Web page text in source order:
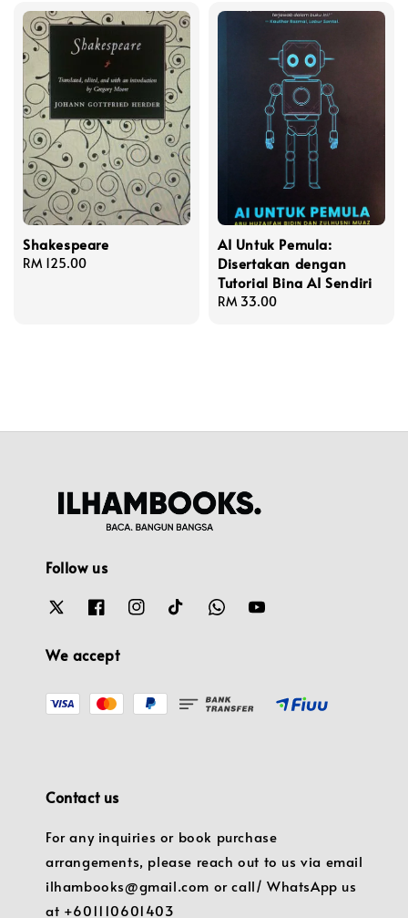
Shakespeare
Regular
RM 125.00
AI Untuk Pemula:
Disertakan dengan
Tutorial Bina AI Sendiri
Regular
RM 33.00
Follow us
We accept
Contact us
For any inquiries or book purchase
arrangements, please reach out to us via email
ilhambooks@gmail.com or call/ WhatsApp us
at +601110601403